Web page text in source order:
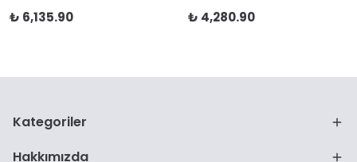
₺ 6,135.90 ₺ 4,280.90
Kategoriler
Hakkımızda